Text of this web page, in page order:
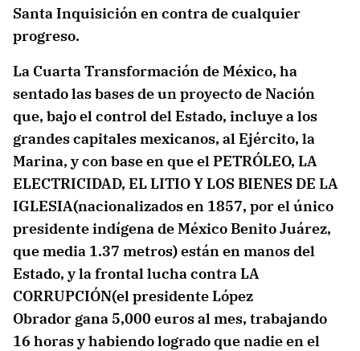
Santa Inquisición en contra de cualquier
progreso.
La Cuarta Transformación de México, ha
sentado las bases de un proyecto de Nación
que, bajo el control del Estado, incluye a los
grandes capitales mexicanos, al Ejército, la
Marina, y con base en que el PETRÓLEO, LA
ELECTRICIDAD, EL LITIO Y LOS BIENES DE LA
IGLESIA(nacionalizados en 1857, por el único
presidente indígena de México Benito Juárez,
que media 1.37 metros) están en manos del
Estado, y la frontal lucha contra LA
CORRUPCIÓN(el presidente López
Obrador gana 5,000 euros al mes, trabajando
16 horas y habiendo logrado que nadie en el